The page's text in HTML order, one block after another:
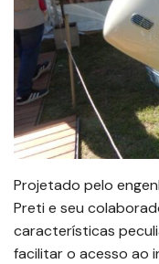
Projetado pelo
Preti e seu
características
facilitar o acesso ao